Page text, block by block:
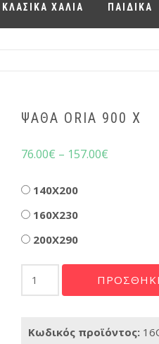
ΚΛΑΣΙΚΑ ΧΑΛΙΑ ΠΑΙΔΙΚΑ
ΨΆΘΑ ORIA 900 X
76.00€ – 157.00€
140X200
160X230
200X290
Oria
ποσότητα
Κωδικός προϊόντος: